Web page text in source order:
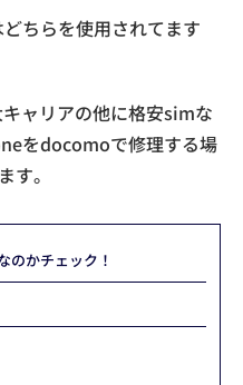
ちらを使用されてます
ャリアの他に格安simな
をdocomoで修理する場
す。
のかチェック！